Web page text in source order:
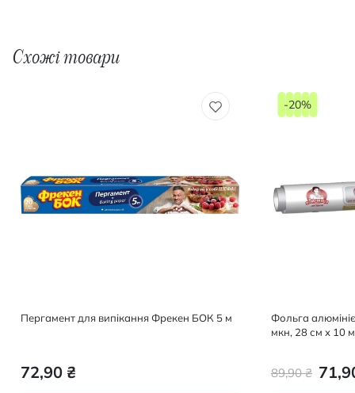
Схожі товари
Пергамент для випiкання Фрекен БОК 5 м
72,90 ₴
Фольга
мкн, 28 см х 10 м
89,90 ₴
-20%